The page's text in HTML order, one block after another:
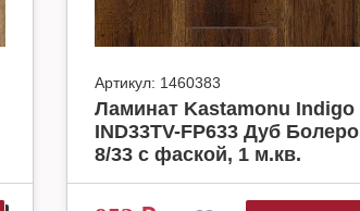
Артикул: 1460383
Ламинат Kastamonu Indigo
IND33TV-FP633 Дуб Болеро
8/33 с фаской, 1 м.кв.